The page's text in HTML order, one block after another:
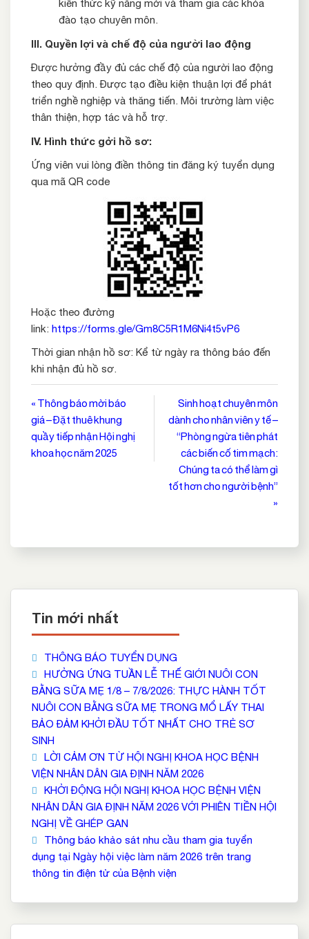
kiến thức kỹ năng mới và tham gia các khóa
đào tạo chuyên môn.
III. Quyền lợi và chế độ của người lao động
Được hưởng đầy đủ các chế độ của người lao động
theo quy định. Được tạo điều kiện thuận lợi để phát
triển nghề nghiệp và thăng tiến. Môi trường làm việc
thân thiện, hợp tác và hỗ trợ.
IV. Hình thức gởi hồ sơ:
Ứng viên vui lòng điền thông tin đăng ký tuyển dụng
qua mã QR code
Hoặc theo đường
link: https://forms.gle/Gm8C5R1M6Ni4t5vP6
Thời gian nhận hồ sơ: Kể từ ngày ra thông báo đến
khi nhận đủ hồ sơ.
Điều
hướng
bài
« Thông báo mời báo
giá – Đặt thuê khung
quầy tiếp nhận Hội nghị
khoa học năm 2025
Sinh hoạt chuyên môn
dành cho nhân viên y tế –
“Phòng ngừa tiên phát
các biến cố tim mạch:
Chúng ta có thể làm gì
tốt hơn cho người bệnh”
»
Tin mới nhất
THÔNG BÁO TUYỂN DỤNG
HƯỞNG ỨNG TUẦN LỄ THẾ GIỚI NUÔI CON
BẰNG SỮA MẸ 1/8 – 7/8/2026: THỰC HÀNH TỐT
NUÔI CON BẰNG SỮA MẸ TRONG MỔ LẤY THAI
BẢO ĐẢM KHỞI ĐẦU TỐT NHẤT CHO TRẺ SƠ
SINH
LỜI CẢM ƠN TỪ HỘI NGHỊ KHOA HỌC BỆNH
VIỆN NHÂN DÂN GIA ĐỊNH NĂM 2026
KHỞI ĐỘNG HỘI NGHỊ KHOA HỌC BỆNH VIỆN
NHÂN DÂN GIA ĐỊNH NĂM 2026 VỚI PHIÊN TIỀN HỘI
NGHỊ VỀ GHÉP GAN
Thông báo khảo sát nhu cầu tham gia tuyển
dụng tại Ngày hội việc làm năm 2026 trên trang
thông tin điện tử của Bệnh viện